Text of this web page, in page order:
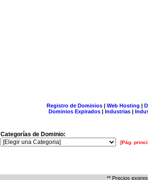
Registro de Dominios| Web Hosting |
Dominios Expirados | Industrias |
Categorías de Dominio:
[Pág.
** Precios